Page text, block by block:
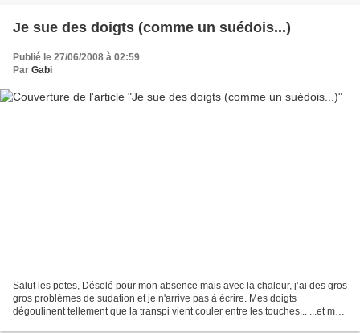
Je sue des doigts (comme un suédois...)
Publié le 27/06/2008 à 02:59
Par Gabi
Salut les potes, Désolé pour mon absence mais avec la chaleur, j’ai des gros
gros problèmes de sudation et je n'arrive pas à écrire. Mes doigts
dégoulinent tellement que la transpi vient couler entre les touches... ...et mon